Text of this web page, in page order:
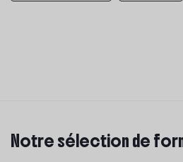
Notre sélection de